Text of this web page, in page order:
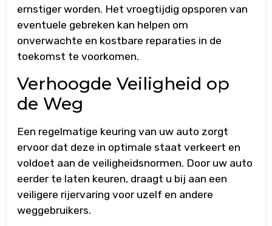
ernstiger worden. Het vroegtijdig opsporen van
eventuele gebreken kan helpen om
onverwachte en kostbare reparaties in de
toekomst te voorkomen.
Verhoogde Veiligheid op
de Weg
Een regelmatige keuring van uw auto zorgt
ervoor dat deze in optimale staat verkeert en
voldoet aan de veiligheidsnormen. Door uw auto
eerder te laten keuren, draagt u bij aan een
veiligere rijervaring voor uzelf en andere
weggebruikers.